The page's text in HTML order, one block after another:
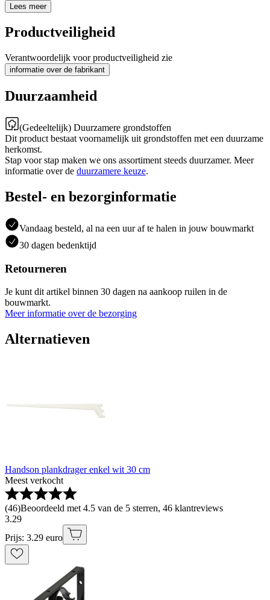
Lees meer
Productveiligheid
Verantwoordelijk voor productveiligheid zie
informatie over de fabrikant
Duurzaamheid
(Gedeeltelijk) Duurzamere grondstoffen
Dit product bestaat voornamelijk uit grondstoffen met een duurzame
herkomst.
Stap voor stap maken we ons assortiment steeds duurzamer. Meer
informatie over de duurzamere keuze.
Bestel- en bezorginformatie
Vandaag besteld, al na een uur af te halen in jouw bouwmarkt
30 dagen bedenktijd
Retourneren
Je kunt dit artikel binnen 30 dagen na aankoop ruilen in de
bouwmarkt.
Meer informatie over de bezorging
Alternatieven
Handson plankdrager enkel wit 30 cm
Meest verkocht
(46)Beoordeeld met 4.5 van de 5 sterren, 46 klantreviews
3.29
Prijs: 3.29 euro